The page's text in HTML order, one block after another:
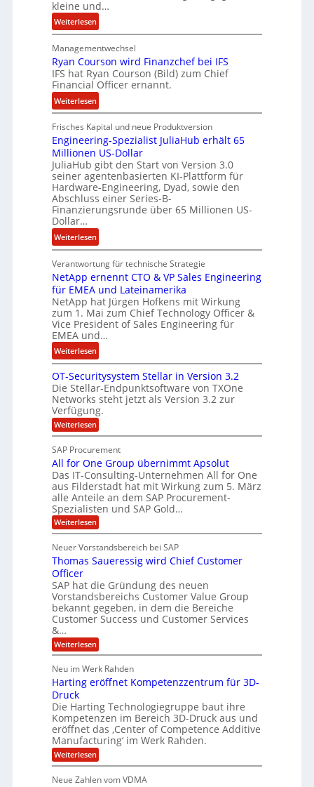
e
i
t
e
n
z
u
s
a
m
m
e
n
kleine und…
Weiterlesen:
L
ö
s
e
g
e
l
d
z
a
h
l
e
n
s
t
k
e
n
e
L
ö
s
u
n
g
Managementwechsel
Ryan Courson wird Finanzchef bei IFS
IFS hat Ryan Courson (Bild) zum Chief
Financial Officer ernannt.
Weiterlesen:
R
y
a
n
C
o
u
r
o
n
i
r
d
F
i
n
a
n
z
c
h
e
f
b
e
i
I
F
S
Frisches Kapital und neue Produktversion
Engineering-Spezialist JuliaHub erhält 65
Millionen US-Dollar
JuliaHub gibt den Start von Version 3.0
seiner agentenbasierten KI-Plattform für
Hardware-Engineering, Dyad, sowie den
Abschluss einer Series-B-
Finanzierungsrunde über 65 Millionen US-
Dollar…
Weiterlesen:
E
n
g
n
e
e
r
i
n
g
S
p
e
z
i
a
l
i
s
t
J
u
i
a
H
u
b
e
r
l
t
6
5
M
i
l
Verantwortung für technische Strategie
NetApp ernennt CTO & VP Sales Engineering
für EMEA und Lateinamerika
NetApp hat Jürgen Hofkens mit Wirkung
zum 1. Mai zum Chief Technology Officer &
Vice President of Sales Engineering für
EMEA und…
Weiterlesen:
N
e
t
A
p
p
n
e
n
n
t
C
T
O
V
P
S
l
e
s
E
g
i
n
e
e
r
OT-Securitysystem Stellar in Version 3.2
Die Stellar-Endpunktsoftware von TXOne
Networks steht jetzt als Version 3.2 zur
Verfügung.
Weiterlesen:
O
-
S
e
c
u
r
i
t
y
y
s
e
m
S
t
e
l
a
i
n
V
r
s
i
o
n
3
.
2
SAP Procurement
All for One Group übernimmt Apsolut
Das IT-Consulting-Unternehmen All for One
aus Filderstadt hat mit Wirkung zum 5. März
alle Anteile an dem SAP Procurement-
Spezialisten und SAP Gold…
Weiterlesen:
A
l
f
r
O
n
e
G
o
u
p
ü
b
e
n
i
m
m
t
A
p
s
Neuer Vorstandsbereich bei SAP
Thomas Saueressig wird Chief Customer
Officer
SAP hat die Gründung des neuen
Vorstandsbereichs Customer Value Group
bekannt gegeben, in dem die Bereiche
Customer Success und Customer Services
&…
Weiterlesen:
T
o
m
S
a
u
e
r
e
s
Neu im Werk Rahden
Harting eröffnet Kompetenzzentrum für 3D-
Druck
Die Harting Technologiegruppe baut ihre
Kompetenzen im Bereich 3D-Druck aus und
eröffnet das ‚Center of Competence Additive
Manufacturing‘ im Werk Rahden.
Weiterlesen:
H
r
Neue Zahlen vom VDMA